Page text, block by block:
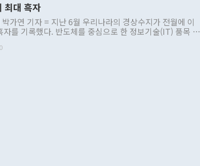
거한 비현실적 구상'이라는 비판을 내놨다. 그동안 정 장
관련 발언이 물의를 빚은 적은 여러 번 있지만 대통령과 유
공개적으로 부정적 입장을 표명한 것은 이례적이다. 정 장
접근법과 월권을 제어해야 한다는 목소리도 높아지고 있
다. 또 "현 시점에서 흘러간 선(先)비핵화만 되뇌는 것은
동력을 확보하기 위해 최선을 다할 것"이라고 말했다. 하
최대 흑자
가연 기자 = 지난 6월 우리나라의 경상수지가 전월에 이
자를 기록했다. 반도체를 중심으로 한 정보기술(IT) 품목 수
으로 1000억달러를 넘어섰다. 상품수입은 644억8000만
컴퓨터·주변기기(SSD)는 282.7% 증가했다. IT 품목
늘었으며 비IT 품목도 ▲석유제품(47.5%) ▲화공품